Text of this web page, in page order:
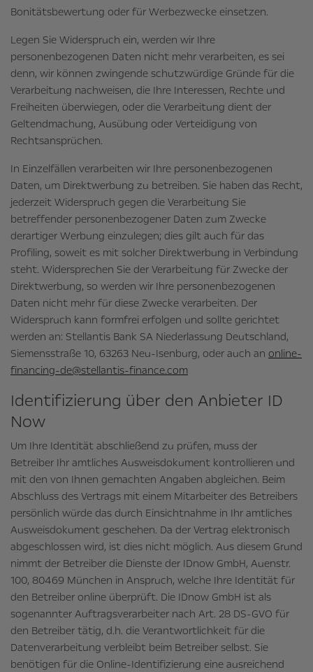
Bonitätsbewertung oder für Werbezwecke einsetzen.
Legen Sie Widerspruch ein, werden wir Ihre
personenbezogenen Daten nicht mehr verarbeiten, es sei
denn, wir können zwingende schutzwürdige Gründe für die
Verarbeitung nachweisen, die Ihre Interessen, Rechte und
Freiheiten überwiegen, oder die Verarbeitung dient der
Geltendmachung, Ausübung oder Verteidigung von
Rechtsansprüchen.
In Einzelfällen verarbeiten wir Ihre personenbezogenen
Daten, um Direktwerbung zu betreiben. Sie haben das Recht,
jederzeit Widerspruch gegen die Verarbeitung Sie
betreffender personenbezogener Daten zum Zwecke
derartiger Werbung einzulegen; dies gilt auch für das
Profiling, soweit es mit solcher Direktwerbung in Verbindung
steht. Widersprechen Sie der Verarbeitung für Zwecke der
Direktwerbung, so werden wir Ihre personenbezogenen
Daten nicht mehr für diese Zwecke verarbeiten. Der
Widerspruch kann formfrei erfolgen und sollte gerichtet
werden an: Stellantis Bank SA Niederlassung Deutschland,
Siemensstraße 10, 63263 Neu-Isenburg, oder auch an online-
financing-de@stellantis-finance.com
Identifizierung über den Anbieter ID
Now
Um Ihre Identität abschließend zu prüfen, muss der
Betreiber Ihr amtliches Ausweisdokument kontrollieren und
mit den von Ihnen gemachten Angaben abgleichen. Beim
Abschluss des Vertrags mit einem Mitarbeiter des Betreibers
persönlich würde das durch Einsichtnahme in Ihr amtliches
Ausweisdokument geschehen. Da der Vertrag elektronisch
abgeschlossen wird, ist dies nicht möglich. Aus diesem Grund
nimmt der Betreiber die Dienste der IDnow GmbH, Auenstr.
100, 80469 München in Anspruch, welche Ihre Identität für
den Betreiber online überprüft. Die IDnow GmbH ist als
sogenannter Auftragsverarbeiter nach Art. 28 DS-GVO für
den Betreiber tätig, d.h. die Verantwortlichkeit für die
Datenverarbeitung verbleibt beim Betreiber selbst. Sie
benötigen für die Online-Identifizierung eine ausreichend